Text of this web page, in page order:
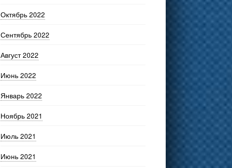
Октябрь 2022
Сентябрь 2022
Август 2022
Июнь 2022
Январь 2022
Ноябрь 2021
Июль 2021
Июнь 2021